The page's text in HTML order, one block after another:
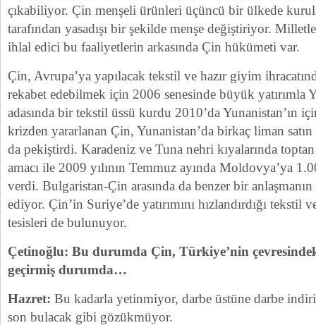
çıkabiliyor. Çin menşeli ürünleri üçüncü bir ülkede
tarafından yasadışı bir şekilde menşe değiştiriyor.
ihlal edici bu faaliyetlerin arkasında Çin hükümeti var.
Çin, Avrupa’ya yapılacak tekstil ve hazır giyim
rekabet edebilmek için 2006 senesinde büyük yatırımla
adasında bir tekstil üssü kurdu 2010’da Yunanistan’ın
krizden yararlanan Çin, Yunanistan’da birkaç liman
da pekiştirdi. Karadeniz ve Tuna nehri kıyalarında
amacı ile 2009 yılının Temmuz ayında Moldovya’ya
verdi. Bulgaristan-Çin arasında da benzer bir
ediyor. Çin’in Suriye’de yatırımını hızlandırdığı tekstil
tesisleri de bulunuyor.
Çetinoğlu: Bu durumda Çin, Türkiye’nin
geçirmiş durumda…
Hazret: Bu kadarla yetinmiyor, darbe üstüne darbe
son bulacak gibi gözükmüyor.